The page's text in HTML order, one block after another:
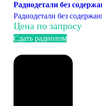
Радиодетали без
Радиодетали без
Цена по запросу
Сдать радиолом